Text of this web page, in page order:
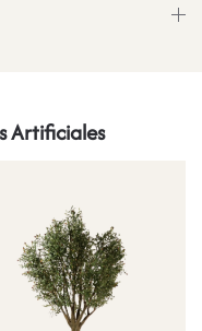
Artificiales